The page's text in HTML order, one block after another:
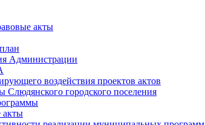
акты
Администрации
воздействия проектов актов
городского поселения
акты